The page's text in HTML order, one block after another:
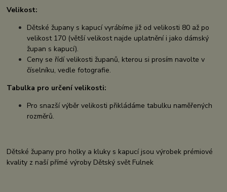
Velikost:
Dětské župany s kapucí vyrábíme již od velikosti 80 až po
velikost 170 (větší velikost najde uplatnění i jako dámský
župan s kapucí).
Ceny se řídí velikosti županů, kterou si prosím navolte v
číselníku, vedle fotografie.
Tabulka pro určení velikosti:
Pro snazší výběr velikosti přikládáme tabulku naměřených
rozměrů.
Dětské župany pro holky a kluky s kapucí jsou výrobek prémiové
kvality z naší přímé výroby Dětský svět Fulnek